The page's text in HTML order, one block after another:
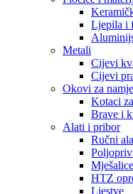
Ljepila i
Metali
Cijevi
Cijevi
Okovi za
Kotaci
Brave i
Alati i pribor
Ručni
HTZ
Ljestve